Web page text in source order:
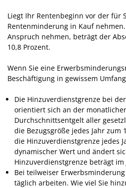
Liegt Ihr Rentenbeginn vor der für
Rentenminderung in Kauf
Anspruch nehmen, beträgt der
10,8 Prozent.
Wenn Sie eine
Beschäftigung in gewissem
Die Hinzuverdienstgrenze bei
orientiert sich an der
Durchschnittsentgelt aller
die Bezugsgröße jedes Jahr zum
die Hinzuverdienstgrenze jedes
dynamischer Wert und ändert
Hinzuverdienstgrenze beträgt im
Bei teilweiser
täglich arbeiten. Wie viel Sie